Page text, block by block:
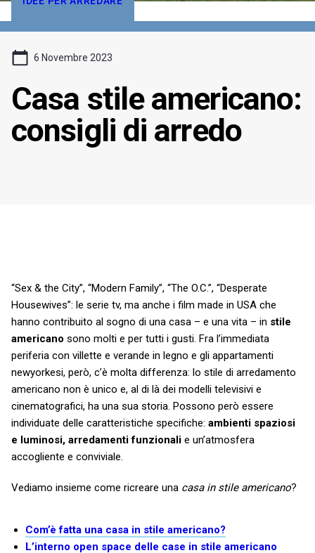
6 Novembre 2023
Casa stile americano:
consigli di arredo
“Sex & the City”, “Modern Family”, “The O.C.”, “Desperate
Housewives”: le serie tv, ma anche i film made in USA che
hanno contribuito al sogno di una casa – e una vita – in stile
americano sono molti e per tutti i gusti. Fra l’immediata
periferia con villette e verande in legno e gli appartamenti
newyorkesi, però, c’è molta differenza: lo stile di arredamento
americano non è unico e, al di là dei modelli televisivi e
cinematografici, ha una sua storia. Possono però essere
individuate delle caratteristiche specifiche: ambienti spaziosi
e luminosi, arredamenti funzionali e un’atmosfera
accogliente e conviviale.
Vediamo insieme come ricreare una casa in stile americano?
Com’è fatta una casa in stile americano?
L’interno open space delle case in stile americano